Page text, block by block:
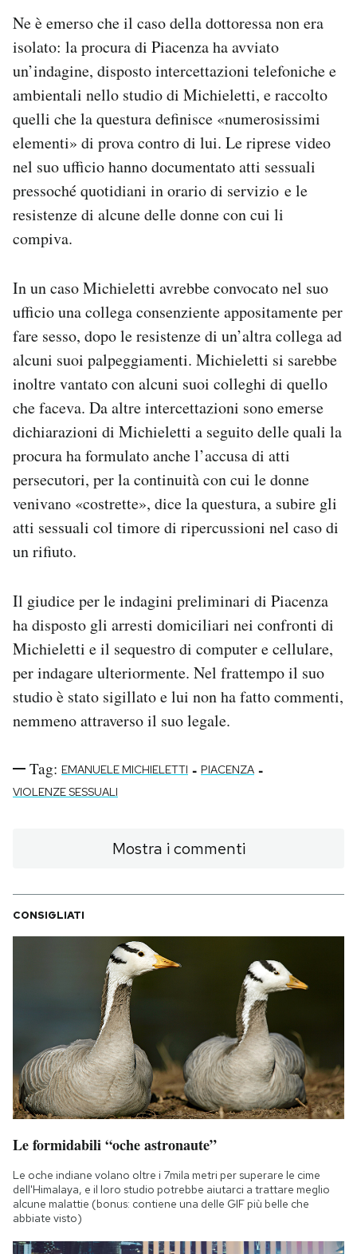
Ne è emerso che il caso della dottoressa non era
isolato: la procura di Piacenza ha avviato
un’indagine, disposto intercettazioni telefoniche e
ambientali nello studio di Michieletti, e raccolto
quelli che la questura definisce «numerosissimi
elementi» di prova contro di lui. Le riprese video
nel suo ufficio hanno documentato atti sessuali
pressoché quotidiani in orario di servizio e le
resistenze di alcune delle donne con cui li
compiva.
In un caso Michieletti avrebbe convocato nel suo
ufficio una collega consenziente appositamente per
fare sesso, dopo le resistenze di un’altra collega ad
alcuni suoi palpeggiamenti. Michieletti si sarebbe
inoltre vantato con alcuni suoi colleghi di quello
che faceva. Da altre intercettazioni sono emerse
dichiarazioni di Michieletti a seguito delle quali la
procura ha formulato anche l’accusa di atti
persecutori, per la continuità con cui le donne
venivano «costrette», dice la questura, a subire gli
atti sessuali col timore di ripercussioni nel caso di
un rifiuto.
Il giudice per le indagini preliminari di Piacenza
ha disposto gli arresti domiciliari nei confronti di
Michieletti e il sequestro di computer e cellulare,
per indagare ulteriormente. Nel frattempo il suo
studio è stato sigillato e lui non ha fatto commenti,
nemmeno attraverso il suo legale.
Tag: EMANUELE MICHIELETTI - PIACENZA -
VIOLENZE SESSUALI
Mostra i commenti
CONSIGLIATI
Le formidabili “oche astronaute”
Le oche indiane volano oltre i 7mila metri per superare le cime
dell'Himalaya, e il loro studio potrebbe aiutarci a trattare meglio
alcune malattie (bonus: contiene una delle GIF più belle che
abbiate visto)